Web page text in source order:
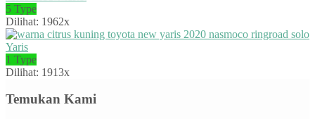
5 Type
Dilihat: 1962x
Yaris
1 Type
Dilihat: 1913x
Temukan Kami